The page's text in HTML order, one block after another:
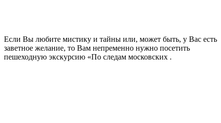
Если Вы любите мистику и тайны или, может быть, у Вас есть
заветное желание, то Вам непременно нужно посетить
пешеходную экскурсию «По следам московских .